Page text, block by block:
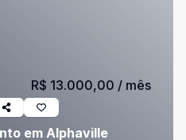
em Alphaville
R$ 13.000,00 / mês